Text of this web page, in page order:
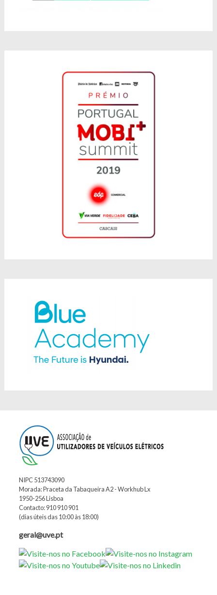
NIPC 513743090
Morada: Praceta da Tabaqueira A2 - Workhub Lx
1950-256 Lisboa
Contacto: 910 910 901
(dias úteis das 10:00 às 18:00)
geral@uve.pt